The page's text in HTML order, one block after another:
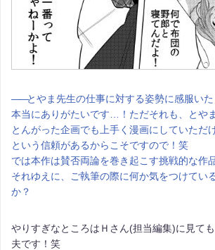
――とやま先生の仕事に対する姿勢に感服い
本当にありがたいです…！ただそれも、とや
とんがった企画でも上手く漫画にしていただけ
という信頼があるからこそですので！笑
では本作は賛否両論を巻き起こす挑戦的な作
それゆえに、ご執筆の際に何か気をつけてい
か？
やりすぎなところはＨさん(担当編集)に見て
夫です！笑